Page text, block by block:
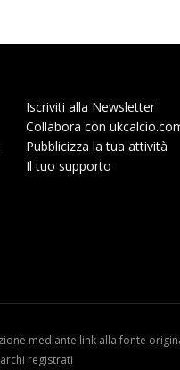
Iscriviti alla Newsletter
Collabora con
Pubblicizza la tua attività
Il tuo supporto
mediante link alla fonte
registrati